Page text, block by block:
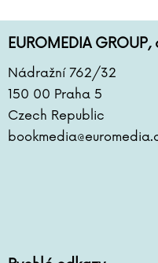
EUROMEDIA GROUP,
Nádražní 762/32
150 00 Praha 5
Czech Republic